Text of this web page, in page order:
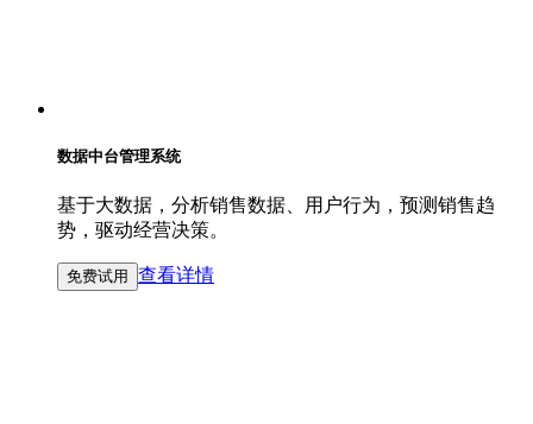
数据中台管理系统
基于大数据，分析销售数据、用户行为，预测销售趋
势，驱动经营决策。
免费试用 查看详情